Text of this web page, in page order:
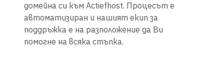
домейна си към Actiefhost. Процесът е
автоматизиран и нашият екип за
поддръжка е на разположение да Ви
помогне на всяка стъпка.